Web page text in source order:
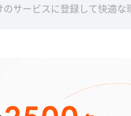
サービスに登録して快適な